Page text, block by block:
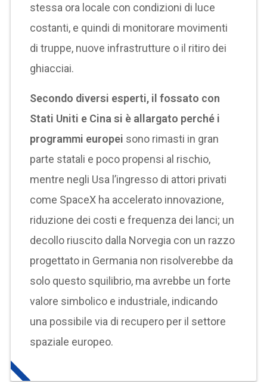
stessa ora locale con condizioni di luce
costanti, e quindi di monitorare movimenti
di truppe, nuove infrastrutture o il ritiro dei
ghiacciai.
Secondo diversi esperti, il fossato con
Stati Uniti e Cina si è allargato perché i
programmi europei sono rimasti in gran
parte statali e poco propensi al rischio,
mentre negli Usa l’ingresso di attori privati
come SpaceX ha accelerato innovazione,
riduzione dei costi e frequenza dei lanci; un
decollo riuscito dalla Norvegia con un razzo
progettato in Germania non risolverebbe da
solo questo squilibrio, ma avrebbe un forte
valore simbolico e industriale, indicando
una possibile via di recupero per il settore
spaziale europeo.